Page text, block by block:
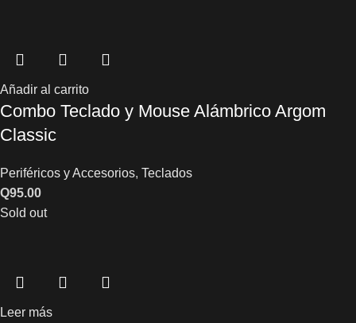
Añadir al carrito
Combo Teclado y Mouse Alámbrico Argom
Classic
Periféricos y Accesorios, Teclados
Q95.00
Sold out
Leer más